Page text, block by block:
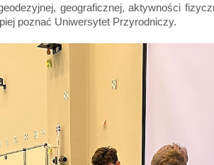
geograficznej, aktywności
poznać Uniwersytet Przyrodniczy.